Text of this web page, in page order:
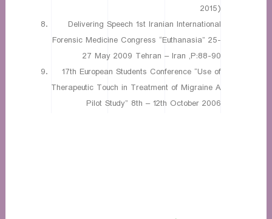
2015)
Delivering Speech 1st Iranian International
Forensic Medicine Congress “Euthanasia” 25-
27 May 2009 Tehran – Iran ,P:88-90
17th European Students Conference “Use of
Therapeutic Touch in Treatment of Migraine A
Pilot Study” 8th – 12th October 2006